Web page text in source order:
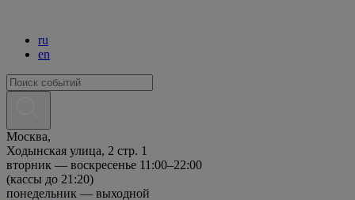
ru
en
Москва,
Ходынская улица, 2 стр. 1
вторник — воскресенье 11:00–22:00
(кассы до 21:20)
понедельник — выходной